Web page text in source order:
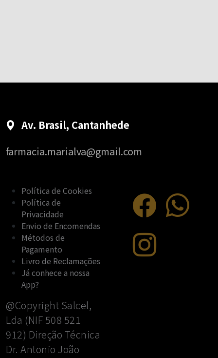
Av. Brasil, Cantanhede
farmacia.marialva@gmail.com
Política de Cookies
Política de
Privacidade
Envio de Encomendas
Métodos de
Pagamento
Livro de Reclamações
Já conhece a nossa
App?
@Copyright Salcel,
Lda (NIF 508 521
912) Direção Técnica
Dr. Antonio João